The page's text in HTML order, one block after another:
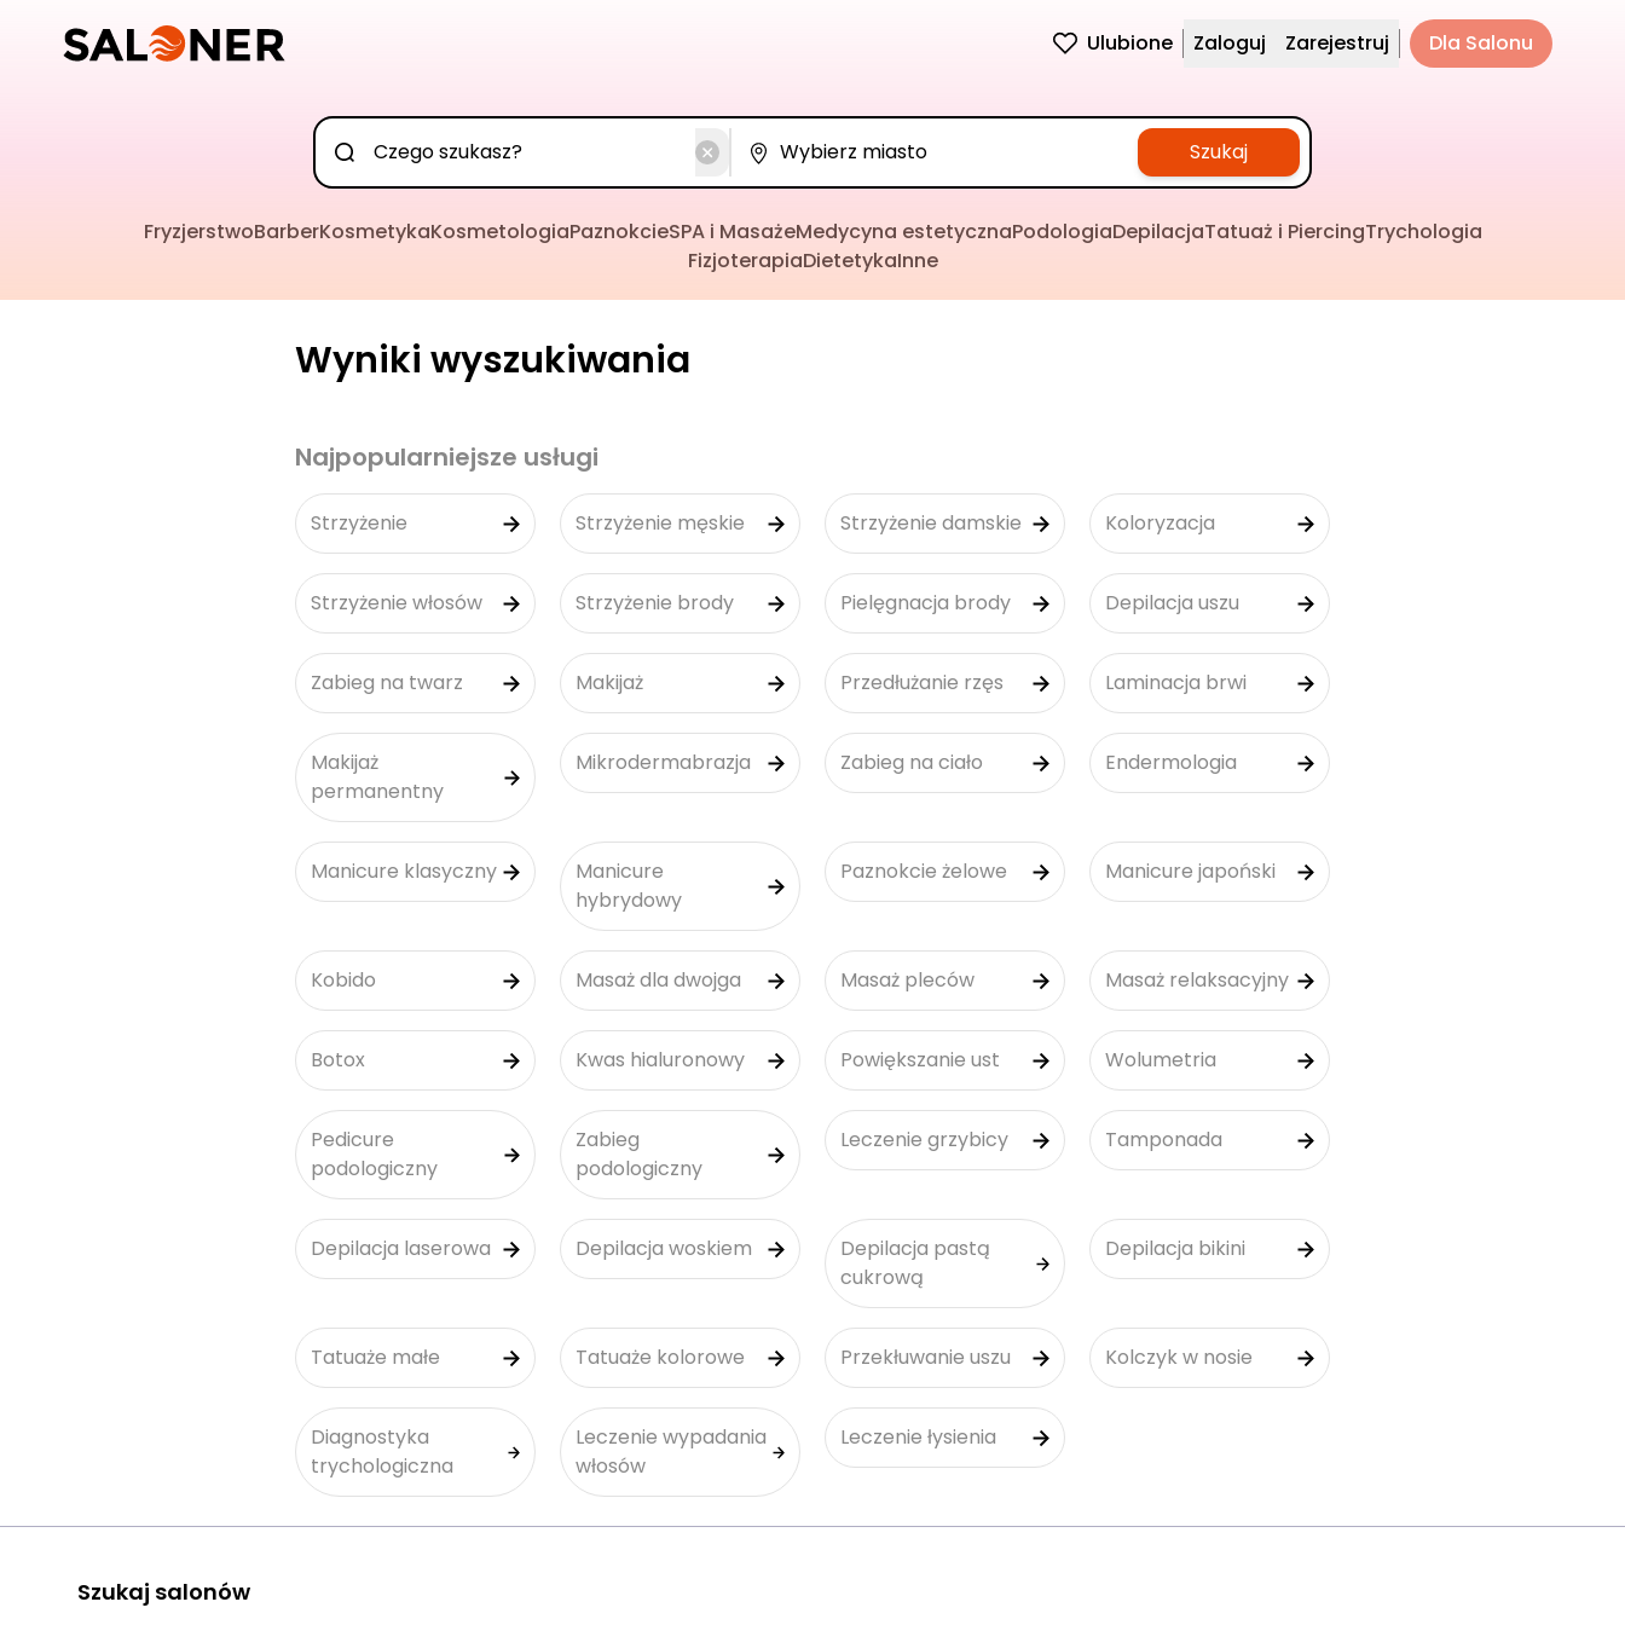
Ulubione Zaloguj Zarejestruj Dla Salonu
Szukaj
FryzjerstwoBarberKosmetykaKosmetologiaPaznokcieSPA i MasażeMedycyna estetycznaPodologiaDepilacjaTatuaż i PiercingTrychologia
FizjoterapiaDietetykaInne
Wyniki wyszukiwania
Najpopularniejsze usługi
Strzyżenie Strzyżenie męskie Strzyżenie damskie Koloryzacja
Strzyżenie włosów Strzyżenie brody Pielęgnacja brody Depilacja uszu
Zabieg na twarz Makijaż Przedłużanie rzęs Laminacja brwi
Makijaż
permanentny
Mikrodermabrazja Zabieg na ciało Endermologia
Manicure klasyczny
Manicure
hybrydowy
Paznokcie żelowe Manicure japoński
Kobido Masaż dla dwojga Masaż pleców Masaż relaksacyjny
Botox Kwas hialuronowy Powiększanie ust Wolumetria
Pedicure
podologiczny
Zabieg
podologiczny
Leczenie grzybicy Tamponada
Depilacja laserowa Depilacja woskiem
Depilacja pastą
cukrową
Depilacja bikini
Tatuaże małe Tatuaże kolorowe Przekłuwanie uszu Kolczyk w nosie
Diagnostyka
trychologiczna
Leczenie wypadania
włosów
Leczenie łysienia
Szukaj salonów